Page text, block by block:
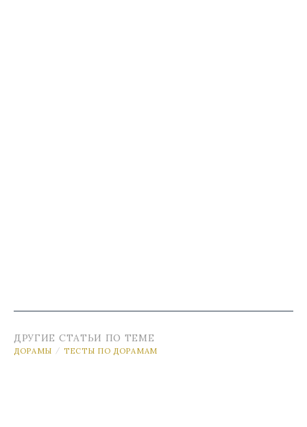
ДРУГИЕ СТАТЬИ ПО ТЕМЕ
ДОРАМЫ / ТЕСТЫ ПО ДОРАМАМ